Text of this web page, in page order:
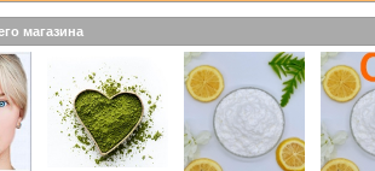
магазина